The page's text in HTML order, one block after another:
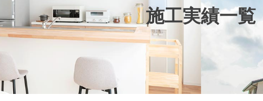
施工実績一覧